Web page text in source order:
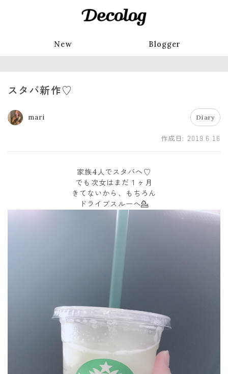
New Blogger
スタバ新作♡
mari Diary
作成日: 2019.6.16
家族4人でスタバへ♡
でも次女はまだ１ヶ月
きてないから、もちろん
ドライブスルーへ💁